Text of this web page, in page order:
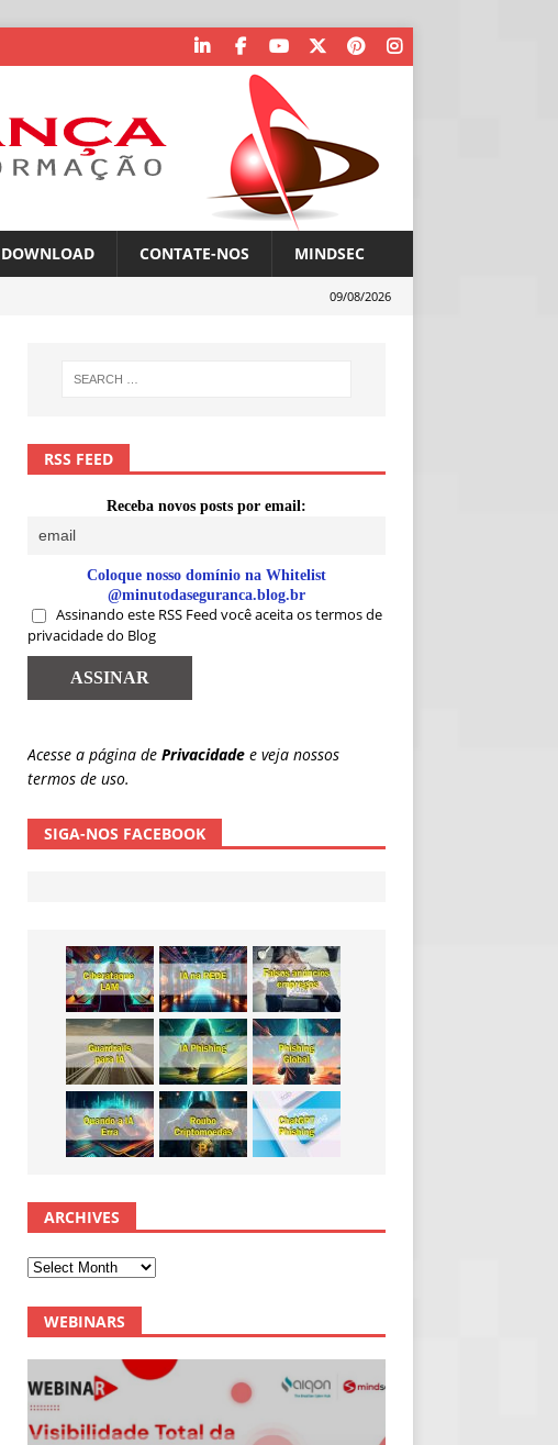
DOWNLOAD CONTATE-NOS MINDSEC
09/08/2026
RSS FEED
Receba novos posts por email:
Coloque nosso domínio na Whitelist
@minutodaseguranca.blog.br
Assinando este RSS Feed você aceita os termos de
privacidade do Blog
Acesse a página de Privacidade e veja nossos
termos de uso.
SIGA-NOS FACEBOOK
ARCHIVES
WEBINARS